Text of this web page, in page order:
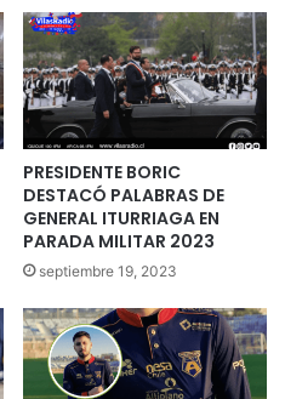
PRESIDENTE BORIC
DESTACÓ PALABRAS DE
GENERAL ITURRIAGA EN
PARADA MILITAR 2023
septiembre 19, 2023